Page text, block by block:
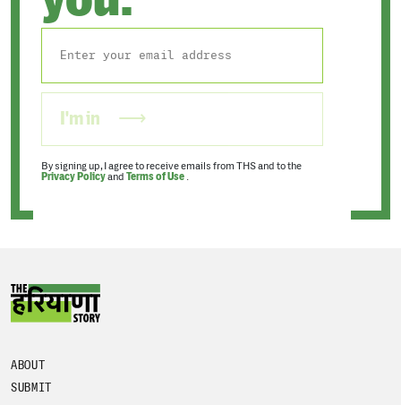
I'm in
By signing up, I agree to receive emails from THS and to the
Privacy Policyand Terms of Use .
ABOUT
SUBMIT